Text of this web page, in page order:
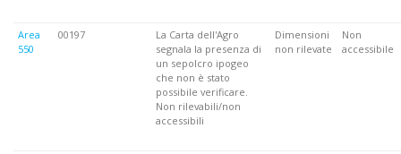
Area
550
00197
La Carta dell'Agro
segnala la presenza di
un sepolcro ipogeo
che non è stato
possibile verificare.
Non rilevabili/non
accessibili
Dimensioni
non rilevate
Non
accessibile